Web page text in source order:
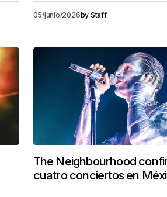
05/junio/2026by Staff
The Neighbourhood
cuatro conciertos en